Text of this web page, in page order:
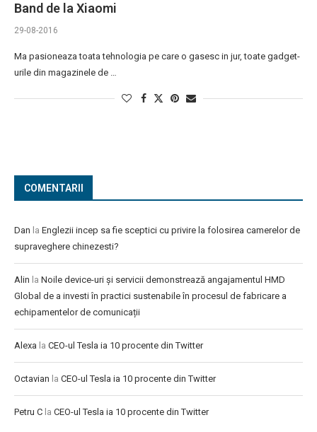
Band de la Xiaomi
29-08-2016
Ma pasioneaza toata tehnologia pe care o gasesc in jur, toate gadget-
urile din magazinele de …
COMENTARII
Dan la Englezii incep sa fie sceptici cu privire la folosirea camerelor de
supraveghere chinezesti?
Alin la Noile device-uri și servicii demonstrează angajamentul HMD
Global de a investi în practici sustenabile în procesul de fabricare a
echipamentelor de comunicații
Alexa la CEO-ul Tesla ia 10 procente din Twitter
Octavian la CEO-ul Tesla ia 10 procente din Twitter
Petru C la CEO-ul Tesla ia 10 procente din Twitter